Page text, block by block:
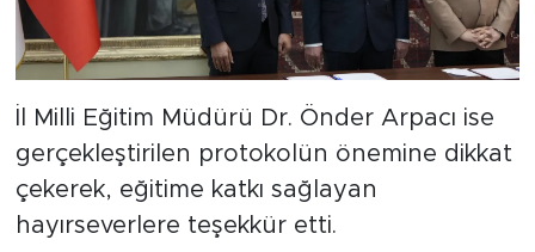
İl Milli Eğitim Müdürü Dr. Önder Arpacı ise
gerçekleştirilen protokolün önemine dikkat
çekerek, eğitime katkı sağlayan
hayırseverlere teşekkür etti.